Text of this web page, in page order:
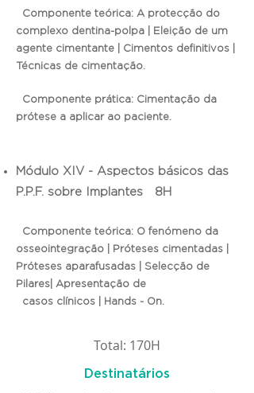
Componente teórica: A protecção do
complexo dentina-polpa | Eleição de um
agente cimentante | Cimentos definitivos |
Técnicas de cimentação.
Componente prática: Cimentação da
prótese a aplicar ao paciente.
Módulo XIV - Aspectos básicos das
P.P.F. sobre Implantes 8H
Componente teórica: O fenómeno da
osseointegração | Próteses cimentadas |
Próteses aparafusadas | Selecção de
Pilares| Apresentação de
casos clínicos | Hands - On.
Total: 170H
Destinatários